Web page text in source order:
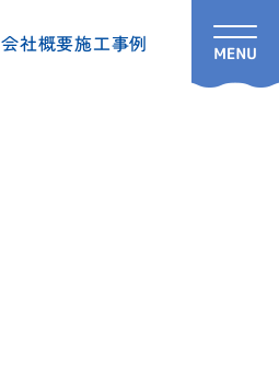
会社概要施工事例